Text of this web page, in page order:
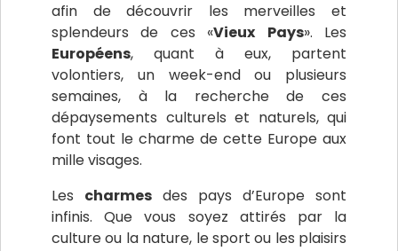
afin de découvrir les merveilles et
splendeurs de ces «Vieux Pays». Les
Européens, quant à eux, partent
volontiers, un week-end ou plusieurs
semaines, à la recherche de ces
dépaysements culturels et naturels, qui
font tout le charme de cette Europe aux
mille visages.
Les charmes des pays d’Europe sont
infinis. Que vous soyez attirés par la
culture ou la nature, le sport ou les plaisirs